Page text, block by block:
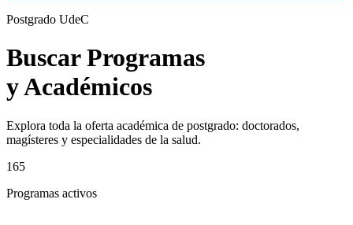
Postgrado UdeC
Buscar Programas
y Académicos
Explora toda la oferta académica de postgrado: doctorados,
magísteres y especialidades de la salud.
165
Programas activos